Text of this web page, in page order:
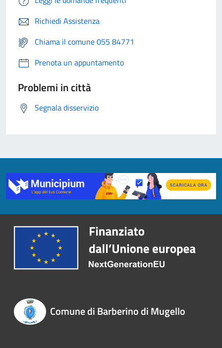
Richiedi Assistenza
Chiama il comune 055 84771
Prenota un appuntamento
Problemi in città
Segnala disservizio
Comune di Barberino di Mugello